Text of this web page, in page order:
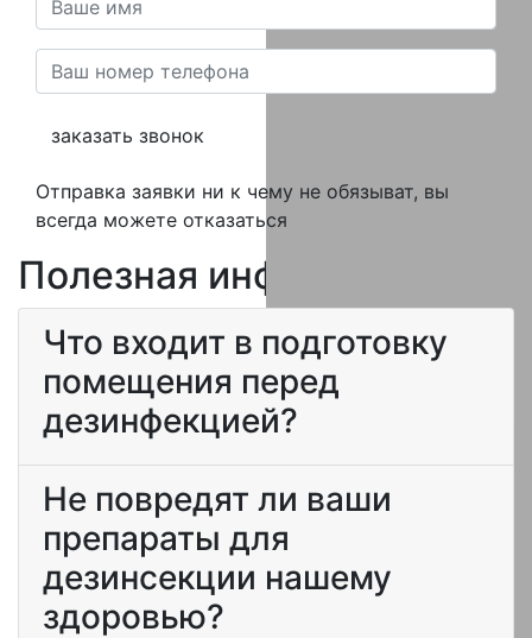
заказать звонок
Отправка заявки ни к чему не обязыват, вы
всегда можете отказаться
Полезная информация
Что входит в подготовку
помещения перед
дезинфекцией?
Не повредят ли ваши
препараты для
дезинсекции нашему
здоровью?